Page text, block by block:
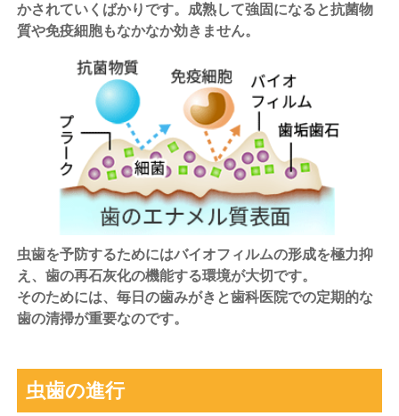
かされていくばかりです。成熟して強固になると抗菌物
質や免疫細胞もなかなか効きません。
虫歯を予防するためにはバイオフィルムの形成を極力抑
え、歯の再石灰化の機能する環境が大切です。
そのためには、毎日の歯みがきと歯科医院での定期的な
歯の清掃が重要なのです。
虫歯の進行